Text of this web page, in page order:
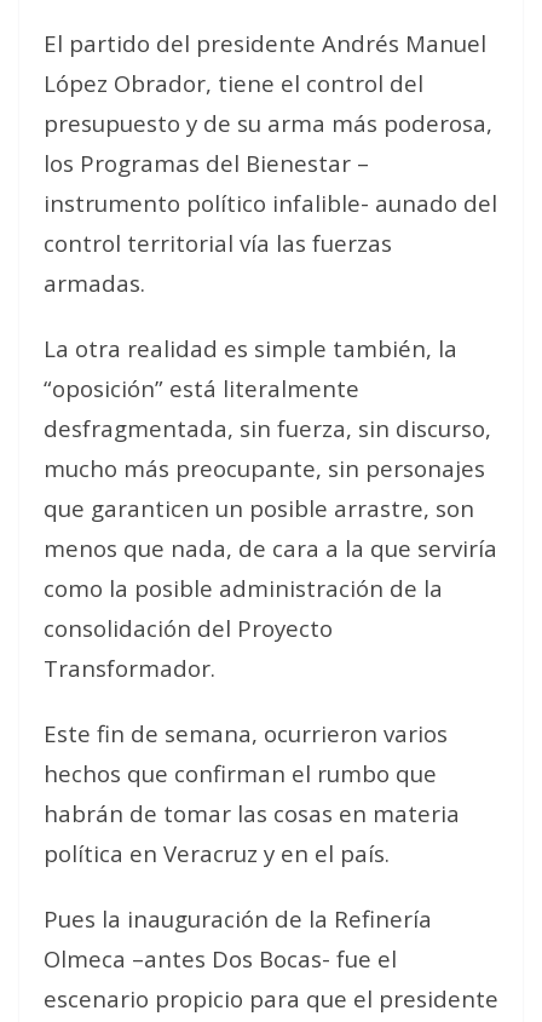
El partido del presidente Andrés Manuel
López Obrador, tiene el control del
presupuesto y de su arma más poderosa,
los Programas del Bienestar –
instrumento político infalible- aunado del
control territorial vía las fuerzas
armadas.
La otra realidad es simple también, la
“oposición” está literalmente
desfragmentada, sin fuerza, sin discurso,
mucho más preocupante, sin personajes
que garanticen un posible arrastre, son
menos que nada, de cara a la que serviría
como la posible administración de la
consolidación del Proyecto
Transformador.
Este fin de semana, ocurrieron varios
hechos que confirman el rumbo que
habrán de tomar las cosas en materia
política en Veracruz y en el país.
Pues la inauguración de la Refinería
Olmeca –antes Dos Bocas- fue el
escenario propicio para que el presidente